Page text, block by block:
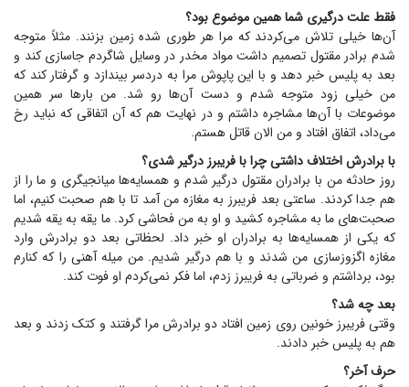
فقط علت درگیری شما همین موضوع بود؟
آن‌ها خیلی تلاش می‌کردند که مرا هر طوری شده زمین بزنند. مثلاً متوجه
شدم برادر مقتول تصمیم داشت مواد مخدر در وسایل شاگردم جاسازی کند و
بعد به پلیس خبر دهد و با این پاپوش مرا به دردسر بیندازد و گرفتار کند که
من خیلی زود متوجه شدم و دست آن‌ها رو شد. من بار‌ها سر همین
موضوعات با آن‌ها مشاجره داشتم و در نهایت هم که آن اتفاقی که نباید رخ
می‌داد، اتفاق افتاد و من الان قاتل هستم.
با برادرش اختلاف داشتی چرا با فریبرز درگیر شدی؟
روز حادثه من با برادران مقتول درگیر شدم و همسایه‌ها میانجیگری و ما را از
هم جدا کردند. ساعتی بعد فریبرز به مغازه من آمد تا با هم صحبت کنیم، اما
صحبت‌های ما به مشاجره کشید و او به من فحاشی کرد. ما یقه به یقه شدیم
که یکی از همسایه‌ها به برادران او خبر داد. لحظاتی بعد دو برادرش وارد
مغازه اگزوزسازی من شدند و با هم درگیر شدیم. من میله آهنی را که کنارم
بود، برداشتم و ضرباتی به فریبرز زدم، اما فکر نمی‌کردم او فوت کند.
بعد چه شد؟
وقتی فریبرز خونین روی زمین افتاد دو برادرش مرا گرفتند و کتک زدند و بعد
هم به پلیس خبر دادند.
حرف آخر؟